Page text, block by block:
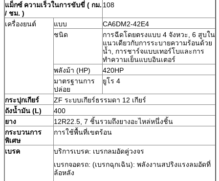
แม็กซ์ ความเร็วในการขับขี่ ( กม.
/ ชม. )
108
เครื่องยนต์ แบบ
CA6DM2-42E4
ชนิด
การฉีดโดยตรงแบบ 4 จังหวะ, 6 สูบใน
แนวเดียวกับการระบายความร้อนด้วย
น้ำ, การชาร์จแบบเทอร์โบและการ
ทำความเย็นแบบอินเตอร์
พลังม้า (HP)
420HP
มาตรฐานการ
ปล่อย
ยูโร 4
กระปุกเกียร์
ZF ระบบเกียร์ธรรมดา 12 เกียร์
ถังน้ำมัน (L)
400
ยาง
12R22.5, 7 ชิ้นรวมถึงยางอะไหล่หนึ่งชิ้น
กระบวนการ
พิเศษ
การใช้พื้นที่เขตร้อน
เบรค
บริการเบรค: เบรกลมอัดคู่วงจร
เบรกจอดรถ: (เบรกฉุกเฉิน): พลังงานสปริงแรงลมอัดที่
ล้อหลัง